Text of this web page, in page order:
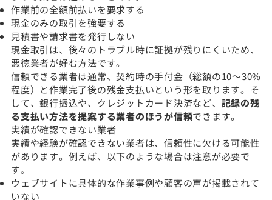
作業前の全額前払いを要求する
現金のみの取引を強要する
見積書や請求書を発行しない
現金取引は、後々のトラブル時に証拠が残りにくいため、
悪徳業者が好む方法です。
信頼できる業者は通常、契約時の手付金（総額の10〜30%
程度）と作業完了後の残金支払いという形を取ります。そ
して、銀行振込や、クレジットカード決済など、 記録の残
る支払い方法を提案する業者のほうが信頼できます。
実績が確認できない業者
実績や経験が確認できない業者は、信頼性に欠ける可能性
があります。例えば、以下のような場合は注意が必要で
す。
ウェブサイトに具体的な作業事例や顧客の声が掲載されて
いない